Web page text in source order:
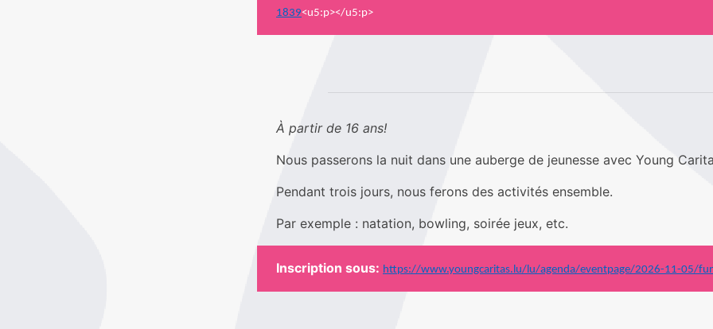
1839<u5:p></u5:p>
À partir de 16 ans!
Nous passerons la nuit dans une auberge de jeunesse avec Young
Pendant trois jours, nous ferons des activités ensemble.
Par exemple : natation, bowling, soirée jeux, etc.
Inscription sous: https://www.youngcaritas.lu/lu/agenda/eventpage/2026-11-05/